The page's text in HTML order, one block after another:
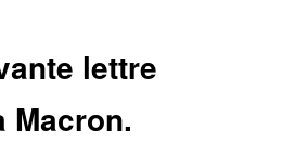
lettre
Macron.